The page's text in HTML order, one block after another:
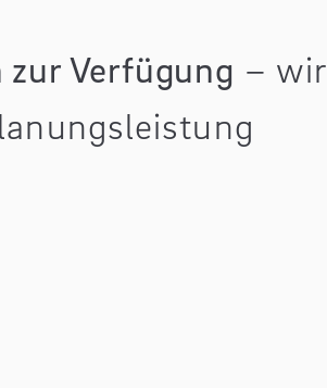
Verfügung – wir